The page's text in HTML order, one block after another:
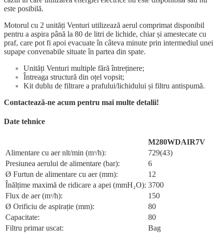
este posibilă.
Motorul cu 2 unități Venturi utilizează aerul comprimat disponibil
pentru a aspira până la 80 de litri de lichide, chiar și amestecate cu
praf, care pot fi apoi evacuate în câteva minute prin intermediul unei
supape convenabile situate în partea din spate.
Unități Venturi multiple fără întreținere;
Întreaga structură din oțel vopsit;
Kit dublu de filtrare a prafului/lichidului și filtru antispumă.
Contactează-ne acum pentru mai multe detalii!
Date tehnice
M280WDAIR7V
Alimentare cu aer nlt/min (mᶟ/h):
729(43)
Presiunea aerului de alimentare (bar):
6
Ø Furtun de alimentare cu aer (mm):
12
Înălțime maximă de ridicare a apei (mmH₂O): 3700
Flux de aer (mᶟ/h):
150
Ø Orificiu de aspirație (mm):
80
Capacitate:
80
Filtru primar uscat:
Bag